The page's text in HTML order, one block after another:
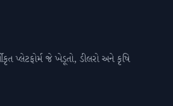
પ્લેટફોર્મ જે ખેડૂતો, ડીલરો અને કૃષિ